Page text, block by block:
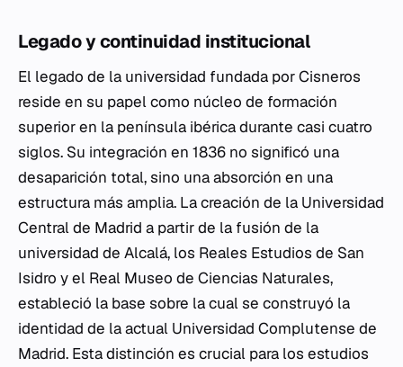
Legado y continuidad institucional
El legado de la universidad fundada por Cisneros
reside en su papel como núcleo de formación
superior en la península ibérica durante casi cuatro
siglos. Su integración en 1836 no significó una
desaparición total, sino una absorción en una
estructura más amplia. La creación de la Universidad
Central de Madrid a partir de la fusión de la
universidad de Alcalá, los Reales Estudios de San
Isidro y el Real Museo de Ciencias Naturales,
estableció la base sobre la cual se construyó la
identidad de la actual Universidad Complutense de
Madrid. Esta distinción es crucial para los estudios